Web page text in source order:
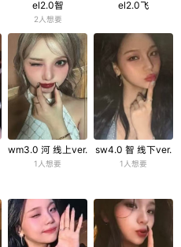
el2.0智
2人想要
el2.0飞
wm3.0 河 线上ver.
1人想要
sw4.0 智 线下ver.
1人想要